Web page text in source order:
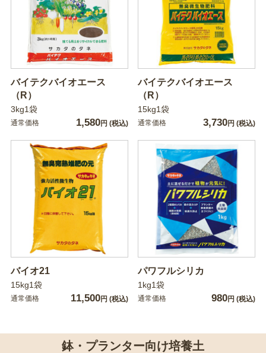
バイテクバイオエース
（R）
3kg1袋
通常価格 1,580円 (税込)
バイテクバイオエース
（R）
15kg1袋
通常価格 3,730円 (税込)
バイオ21
15kg1袋
通常価格 11,500円 (税込)
パワフルシリカ
1kg1袋
通常価格 980円 (税込)
鉢・プランター向け培養土